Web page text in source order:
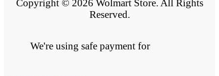
Copyright © 2026 Wolmart Store. All Rights
Reserved.
We're using safe payment for